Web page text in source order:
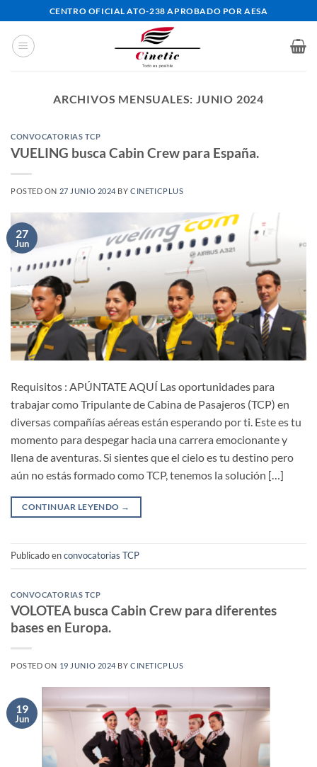
al
contenido
CENTRO OFICIAL ATO-238 APROBADO POR AESA
ARCHIVOS MENSUALES: JUNIO 2024
CONVOCATORIAS TCP
VUELING busca Cabin Crew para España.
POSTED ON 27 JUNIO 2024 BYCINETICPLUS
27
Jun
Requisitos : APÚNTATE AQUÍ Las oportunidades para
trabajar como Tripulante de Cabina de Pasajeros (TCP) en
diversas compañías aéreas están esperando por ti. Este es tu
momento para despegar hacia una carrera emocionante y
llena de aventuras. Si sientes que el cielo es tu destino pero
aún no estás formado como TCP, tenemos la solución […]
CONTINUAR LEYENDO →
Publicado enconvocatorias TCP
CONVOCATORIAS TCP
VOLOTEA busca Cabin Crew para diferentes
bases en Europa.
POSTED ON 19 JUNIO 2024 BYCINETICPLUS
19
Jun